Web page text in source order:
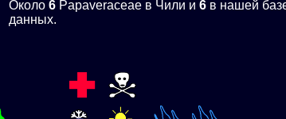
Около 6 Papaveraceae в Чили и 6 в нашей
данных.